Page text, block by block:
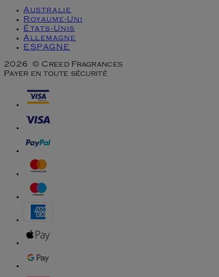
Australie
Royaume-Uni
États-Unis
Allemagne
ESPAGNE
2026 © Creed Fragrances
Payer en toute sécurité